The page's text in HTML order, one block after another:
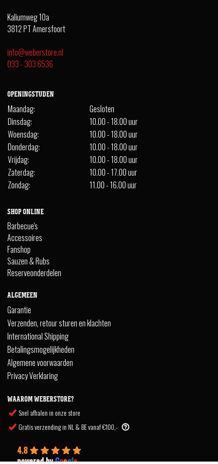
Kaliumweg 10a
3812 PT Amersfoort
info@weberstore.nl
033 - 303 6536
OPENINGSTIJDEN
Maandag:
Gesloten
Dinsdag:
10.00 - 18.00 uur
Woensdag:
10.00 - 18.00 uur
Donderdag:
10.00 - 18.00 uur
Vrijdag:
10.00 - 18.00 uur
Zaterdag:
10.00 - 17.00 uur
Zondag:
11.00 - 16.00 uur
SHOP ONLINE
Barbecue's
Accessoires
Fanshop
Sauzen & Rubs
Reserveonderdelen
ALGEMEEN
Garantie
Verzenden, retour sturen en klachten
International Shipping
Betalingsmogelijkheden
Algemene voorwaarden
Privacy Verklaring
WAAROM WEBERSTORE?
Snel afhalen in onze store
Gratis verzending in NL & BE vanaf €100,-
4.8
powered byGoogle